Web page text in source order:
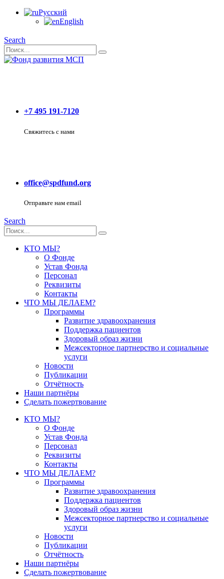
Русский
English
Search
+7 495 191-7120
Свяжитесь с нами
office@spdfund.org
Отправьте нам email
Search
КТО МЫ?
О Фонде
Устав Фонда
Персонал
Реквизиты
Контакты
ЧТО МЫ ДЕЛАЕМ?
Программы
Развитие здравоохранения
Поддержка пациентов
Здоровый образ жизни
Межсекторное партнерство и социальные
услуги
Новости
Публикации
Отчётность
Наши партнёры
Сделать пожертвование
КТО МЫ?
О Фонде
Устав Фонда
Персонал
Реквизиты
Контакты
ЧТО МЫ ДЕЛАЕМ?
Программы
Развитие здравоохранения
Поддержка пациентов
Здоровый образ жизни
Межсекторное партнерство и социальные
услуги
Новости
Публикации
Отчётность
Наши партнёры
Сделать пожертвование